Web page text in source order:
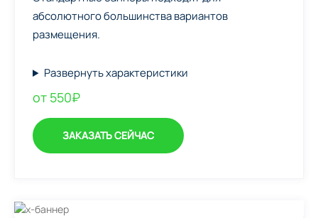
абсолютного большинства вариантов
размещения.
Развернуть характеристики
от 550₽
ЗАКАЗАТЬ СЕЙЧАС